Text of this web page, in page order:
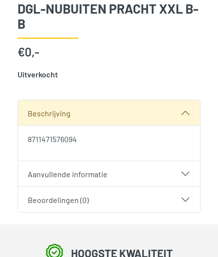
DGL-NUBUITEN PRACHT XXL B-
B
€0,-
Uitverkocht
Beschrijving
8711471576094
Aanvullende informatie
Beoordelingen (0)
HOOGSTE KWALITEIT